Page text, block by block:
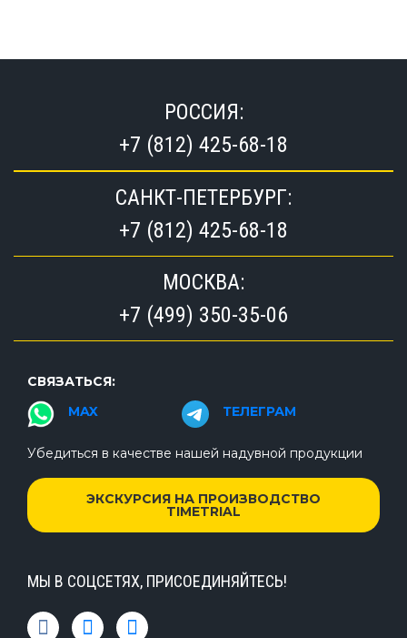
РОССИЯ:
+7 (812) 425-68-18
САНКТ-ПЕТЕРБУРГ:
+7 (812) 425-68-18
МОСКВА:
+7 (499) 350-35-06
СВЯЗАТЬСЯ:
MAX
ТЕЛЕГРАМ
Убедиться в качестве нашей надувной продукции
ЭКСКУРСИЯ НА ПРОИЗВОДСТВО
TIMETRIAL
МЫ В СОЦСЕТЯХ, ПРИСОЕДИНЯЙТЕСЬ!